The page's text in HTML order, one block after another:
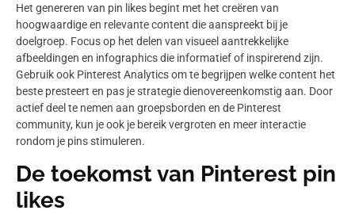
Het genereren van pin likes begint met het creëren van
hoogwaardige en relevante content die aanspreekt bij je
doelgroep. Focus op het delen van visueel aantrekkelijke
afbeeldingen en infographics die informatief of inspirerend zijn.
Gebruik ook Pinterest Analytics om te begrijpen welke content het
beste presteert en pas je strategie dienovereenkomstig aan. Door
actief deel te nemen aan groepsborden en de Pinterest
community, kun je ook je bereik vergroten en meer interactie
rondom je pins stimuleren.
De toekomst van Pinterest pin
likes